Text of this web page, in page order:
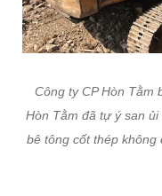
Công ty CP Hòn Tằm
Hòn Tằm đã tự ý san
bê tông cốt thép không